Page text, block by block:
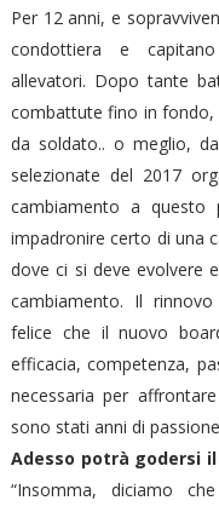
Per 12 anni, e
condottiera e
allevatori. Dopo tante
combattute fino in fondo,
da soldato.. o meglio,
selezionate del 2017
cambiamento a
impadronire certo di una
dove ci si deve evolvere
cambiamento. Il
felice che il nuovo
efficacia, competenza,
necessaria per
sono stati anni di
Adesso potrà godersi
“Insomma, diciamo